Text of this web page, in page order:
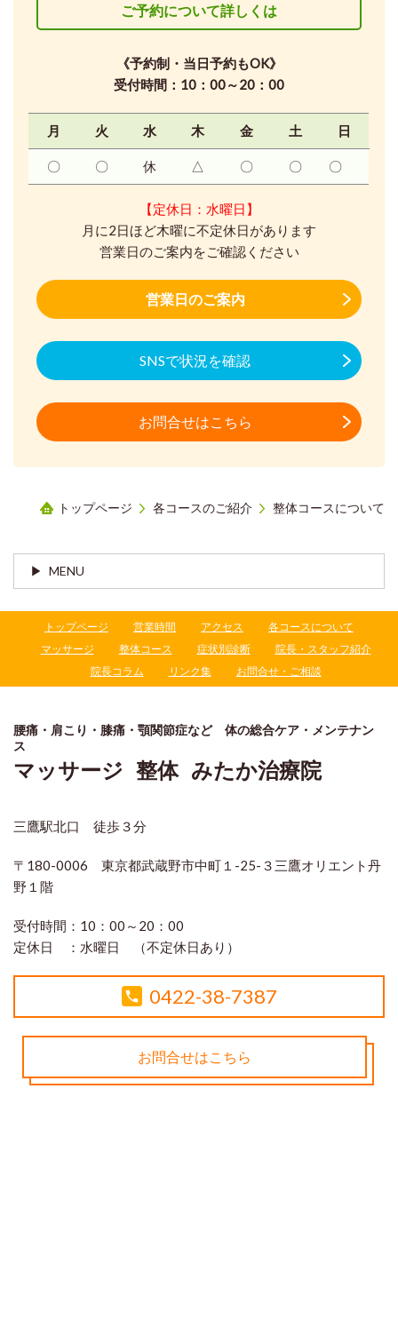
ご予約について詳しくは
《予約制・当日予約もOK》
受付時間：10：00～20：00
月 火 水 木 金 土 日
〇 〇 休 △ 〇 〇 〇
【定休日：水曜日】
月に2日ほど木曜に不定休日があります
営業日のご案内をご確認ください
営業日のご案内
SNSで状況を確認
お問合せはこちら
トップページ 各コースのご紹介 整体コースについて
MENU
トップページ 営業時間 アクセス
各コースについて
マッサージ
整体コース 症状別診断
院長・スタッフ紹介
院長コラム
リンク集 お問合せ・ご相談
腰痛・肩こり・膝痛・顎関節症など 体の総合ケア・メンテナン
ス
マッサージ 整体 みたか治療院
三鷹駅北口 徒歩３分
〒180-0006 東京都武蔵野市中町１-25-３三鷹オリエント丹
野１階
受付時間： 10：00～20：00
定休日 ： 水曜日 （不定休日あり）
0422-38-7387
お問合せはこちら